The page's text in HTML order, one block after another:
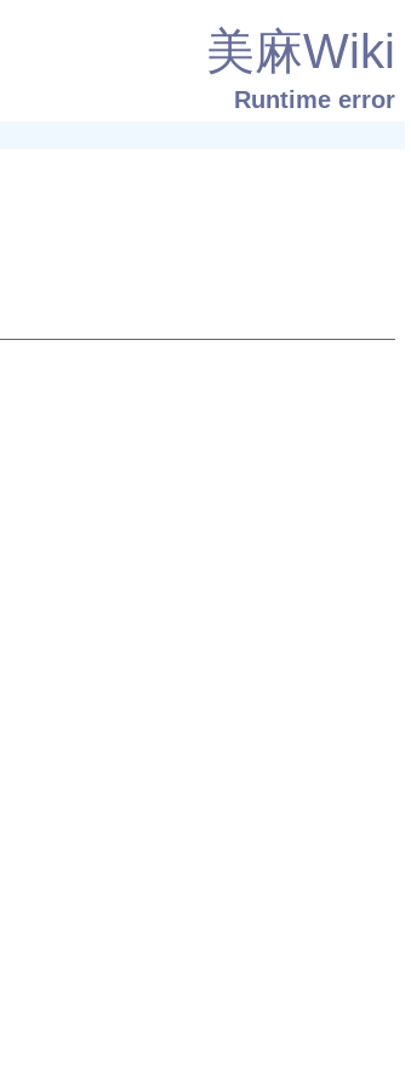
美麻Wiki
Runtime error